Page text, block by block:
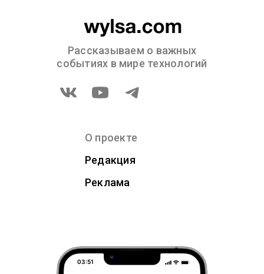
Рассказываем о важных
событиях в мире технологий
О проекте
Редакция
Реклама
03:51